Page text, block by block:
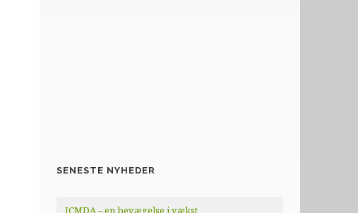
SENESTE NYHEDER
ICMDA – en bevægelse i vækst